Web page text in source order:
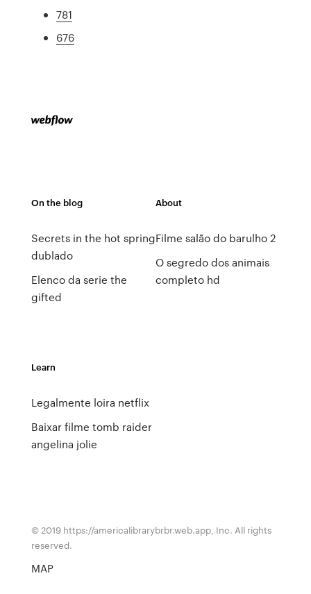
781
676
On the blog
Secrets in the hot spring
dublado
Elenco da serie the
gifted
About
Filme salão do barulho 2
O segredo dos animais
completo hd
Learn
Legalmente loira netflix
Baixar filme tomb raider
angelina jolie
© 2019 https://americalibrarybrbr.web.app, Inc. All rights
reserved.
MAP